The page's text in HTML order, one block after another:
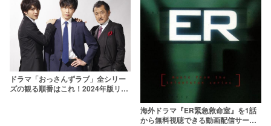
ドラマ「おっさんずラブ」全シリー
ズの観る順番はこれ！2024年版リタ
海外ドラマ『ER緊急救命室』を1話
から無料視聴できる動画配信サービ